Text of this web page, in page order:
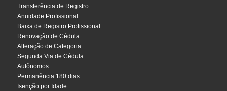
Transferência de Registro
Anuidade Profissional
Baixa de Registro Profissional
Renovação de Cédula
Alteração de Categoria
Segunda Via de Cédula
Autônomos
Permanência 180 dias
Isenção por Idade